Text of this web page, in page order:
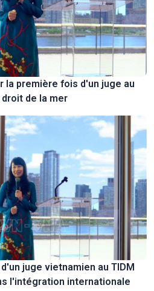
la première fois d'un juge au
de la mer
juge vietnamien au TIDM
l'intégration internationale